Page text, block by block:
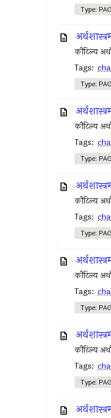
Type:
कौटिल्य
Tags:
Type:
कौटिल्य
Tags:
Type:
कौटिल्य
Tags:
Type:
कौटिल्य
Tags:
Type:
कौटिल्य
Tags:
Type: